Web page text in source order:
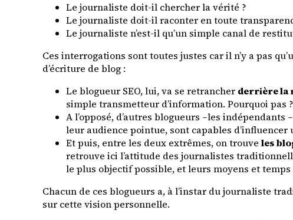
Le journaliste doit-il chercher la vérité ?
Le journaliste doit-il raconter en toute
Le journaliste n’est-il qu’un simple canal de
Ces interrogations sont toutes justes car il n’y a pas
d’écriture de blog :
Le blogueur SEO, lui, va se retrancher derrière la
simple transmetteur d’information. Pourquoi
A l’opposé, d’autres blogueurs –les indépendants –
leur audience pointue, sont capables
Et puis, entre les deux extrêmes, on trouve les
retrouve ici l’attitude des journalistes
le plus objectif possible, et leurs moyens et
Chacun de ces blogueurs a, à l’instar du journaliste
sur cette vision personnelle.